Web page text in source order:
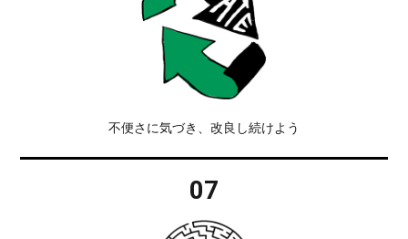
不便さに気づき、改良し続けよう
07